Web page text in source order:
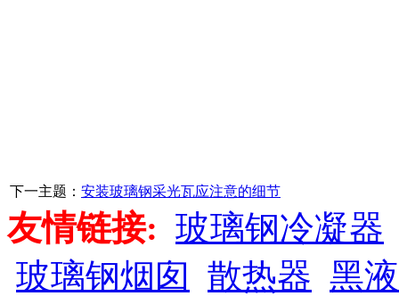
下一主题： 安装玻璃钢采光瓦应注意的细节
友情链接: 玻璃钢冷凝器
玻璃钢烟囱 散热器 黑